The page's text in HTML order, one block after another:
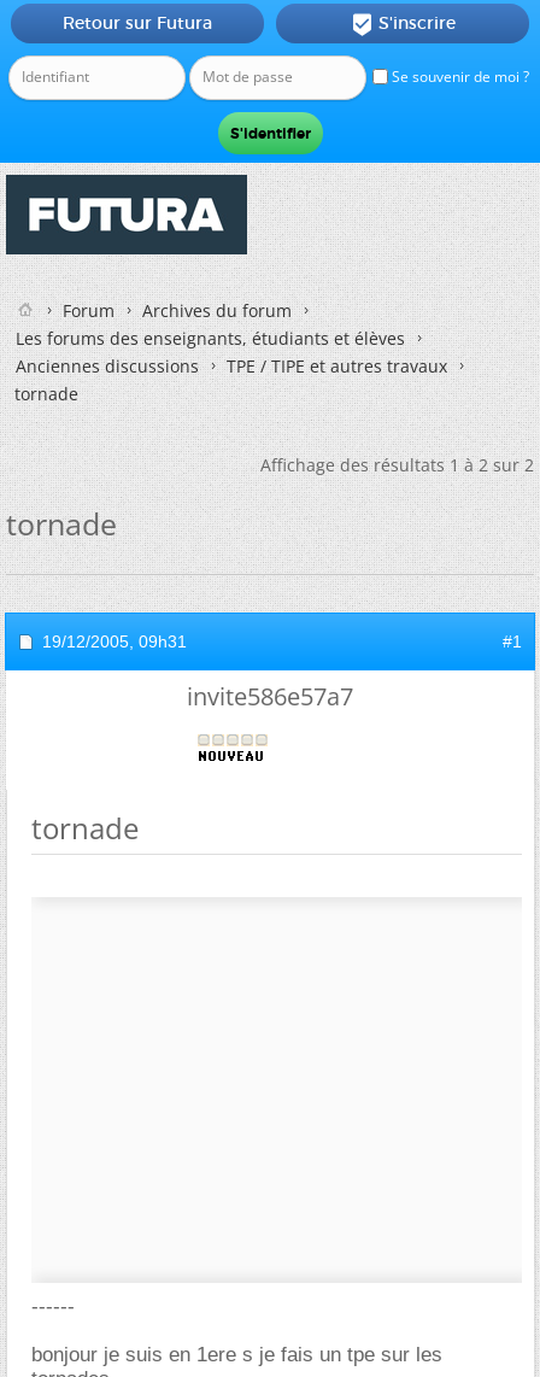
Se souvenir de moi ?
Retour sur Futura  S'inscrire
Forum
Archives du forum
Les forums des enseignants, étudiants et élèves
Anciennes discussions
TPE / TIPE et autres travaux
tornade
Affichage des résultats 1 à 2 sur 2
tornade
19/12/2005, 09h31 #1
invite586e57a7
tornade
------
bonjour je suis en 1ere s je fais un tpe sur les